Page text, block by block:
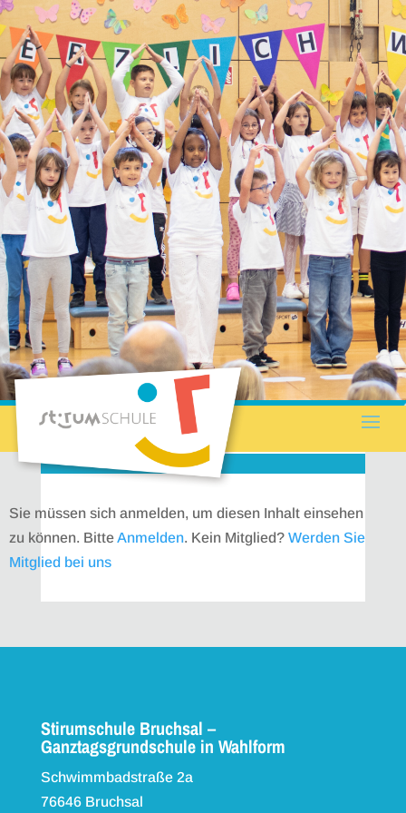
Sie müssen sich anmelden, um diesen Inhalt einsehen
zu können. BitteAnmelden. Kein Mitglied? Werden Sie
Mitglied bei uns
Stirumschule Bruchsal –
Ganztagsgrundschule in Wahlform
Schwimmbadstraße 2a
76646 Bruchsal